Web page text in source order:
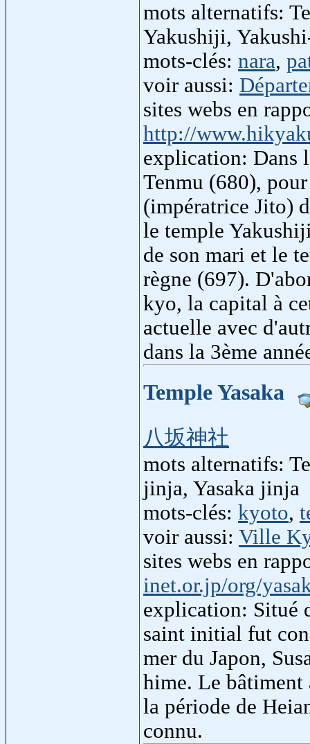
mots alternatifs:
Yakushiji,
mots-clés: nara,
voir aussi:
sites webs en
http://
explication: Dans
Tenmu (680),
(impératrice Jito)
le temple
de son mari et le
règne (697).
kyo, la capital à
actuelle avec
dans la 3ème
Temple Yasaka
八坂神社
mots alternatifs:
jinja, Yasaka jinja
mots-clés: kyoto,
voir aussi: Ville
sites webs en
inet.or.jp/org/
explication: Situé
saint initial fut
mer du Japon,
hime. Le bâtiment
la période de
connu.